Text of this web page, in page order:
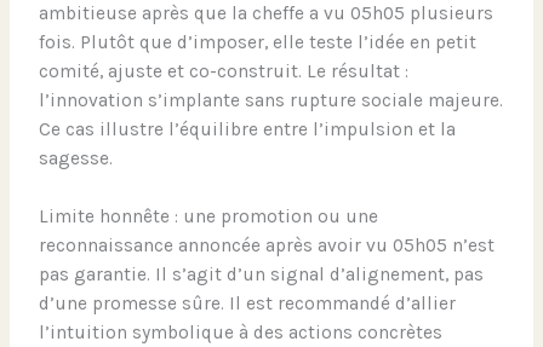
ambitieuse après que la cheffe a vu 05h05 plusieurs
fois. Plutôt que d’imposer, elle teste l’idée en petit
comité, ajuste et co-construit. Le résultat :
l’innovation s’implante sans rupture sociale majeure.
Ce cas illustre l’équilibre entre l’impulsion et la
sagesse.
Limite honnête : une promotion ou une
reconnaissance annoncée après avoir vu 05h05 n’est
pas garantie. Il s’agit d’un signal d’alignement, pas
d’une promesse sûre. Il est recommandé d’allier
l’intuition symbolique à des actions concrètes